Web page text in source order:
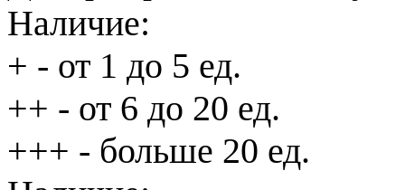
Наличие:
+ - от 1 до 5 ед.
++ - от 6 до 20 ед.
+++ - больше 20 ед.